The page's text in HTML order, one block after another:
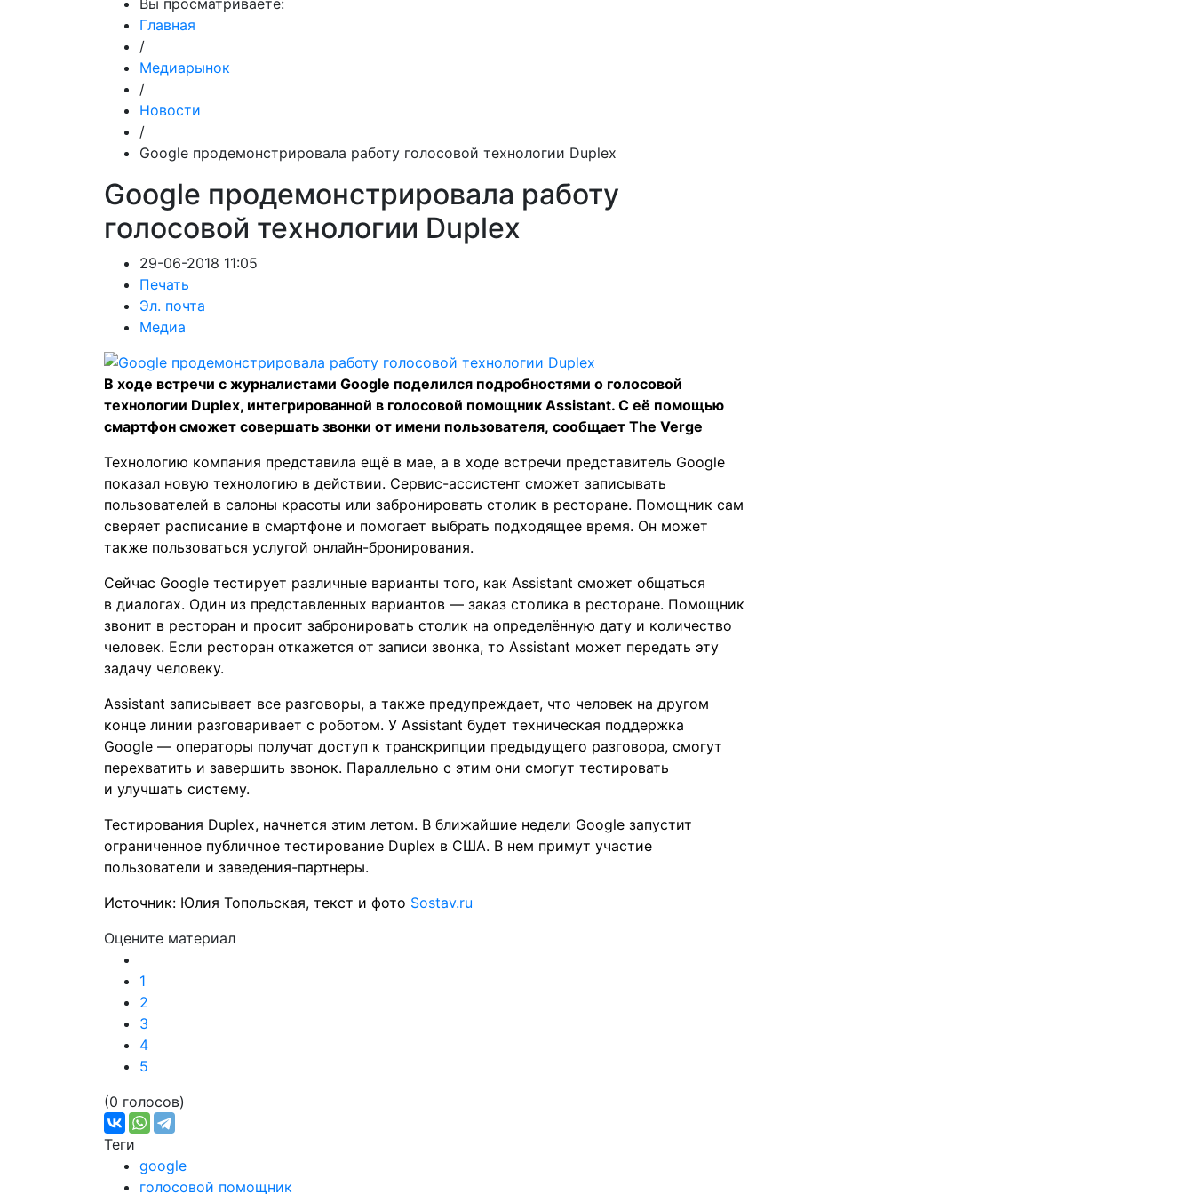
Вы просматриваете:
Главная
/
Медиарынок
/
Новости
/
Google продемонстрировала работу голосовой технологии Duplex
Google продемонстрировала работу
голосовой технологии Duplex
29-06-2018 11:05
Печать
Эл. почта
Медиа
В ходе встречи с журналистами Google поделился подробностями о голосовой
технологии Duplex, интегрированной в голосовой помощник Assistant. С её помощью
смартфон сможет совершать звонки от имени пользователя, сообщает The Verge
Технологию компания представила ещё в мае, а в ходе встречи представитель Google
показал новую технологию в действии. Сервис-ассистент сможет записывать
пользователей в салоны красоты или забронировать столик в ресторане. Помощник сам
сверяет расписание в смартфоне и помогает выбрать подходящее время. Он может
также пользоваться услугой онлайн-бронирования.
Сейчас Google тестирует различные варианты того, как Assistant сможет общаться
в диалогах. Один из представленных вариантов — заказ столика в ресторане. Помощник
звонит в ресторан и просит забронировать столик на определённую дату и количество
человек. Если ресторан откажется от записи звонка, то Assistant может передать эту
задачу человеку.
Assistant записывает все разговоры, а также предупреждает, что человек на другом
конце линии разговаривает с роботом. У Assistant будет техническая поддержка
Google — операторы получат доступ к транскрипции предыдущего разговора, смогут
перехватить и завершить звонок. Параллельно с этим они смогут тестировать
и улучшать систему.
Тестирования Duplex, начнется этим летом. В ближайшие недели Google запустит
ограниченное публичное тестирование Duplex в США. В нем примут участие
пользователи и заведения-партнеры.
Источник: Юлия Топольская, текст и фото Sostav.ru
Оцените материал
1
2
3
4
5
(0 голосов)
Теги
google
голосовой помощник